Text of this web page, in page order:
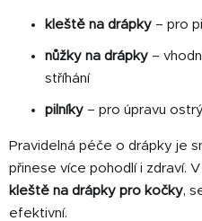
kleště na drápky – pro
nůžky na drápky –
stříhání
pilníky – pro úpravu
Pravidelná péče o drápky je
přinese více pohodlí i zdraví.
kleště na drápky pro kočky,
efektivní.